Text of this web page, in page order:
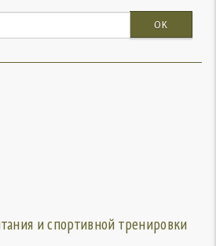
OK
и спортивной тренировки